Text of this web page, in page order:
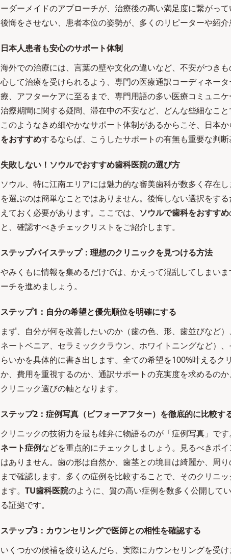
ーダーメイドのアプローチが、治療後の高い満足度に繋がっ
後悔をさせない、患者本位の姿勢が、多くのリピーターや紹介
日本人患者も安心のサポート体制
海外での治療には、言葉の壁や文化の違いなど、不安がつきも
心して治療を受けられるよう、専門の医療通訳コーディネー
療、アフターケアに至るまで、専門用語の多い医療コミュニ
治療期間に関する疑問、滞在中の不安など、どんな些細なこ
このようなきめ細やかなサポート体制があるからこそ、日本か
をおすすめするならば、こうしたサポートの有無も重要な判断
失敗しない！ソウルでおすすめ歯科医院の選び方
ソウル、特に江南エリアには魅力的な審美歯科が数多く存在
を選ぶのは簡単なことではありません。後悔しない選択をす
えておく必要があります。ここでは、 ソウルで歯科をおすすめ
と、確認すべきチェックリストをご紹介します。
ステップバイステップ：理想のクリニックを見つける方法
やみくもに情報を集めるだけでは、かえって混乱してしまい
ーチを進めましょう。
ステップ1：自分の希望と優先順位を明確にする
まず、自分が何を改善したいのか（歯の色、形、歯並びなど
ネートベニア、セラミッククラウン、ホワイトニングなど）
らいかを具体的に書き出します。全ての希望を100%叶える
か、費用を重視するのか、通訳サポートの充実度を求めるの
クリニック選びの軸となります。
ステップ2：症例写真（ビフォーアフター）を徹底的に比較す
クリニックの技術力を最も雄弁に物語るのが「症例写真」で
ネート症例などを重点的にチェックしましょう。見るべきポ
はありません。歯の形は自然か、歯茎との境目は綺麗か、周
まで確認します。多くの症例を比較することで、そのクリニ
ます。 TU歯科医院のように、質の高い症例を数多く公開して
る証拠です。
ステップ3：カウンセリングで医師との相性を確認する
いくつかの候補を絞り込んだら、実際にカウンセリングを受